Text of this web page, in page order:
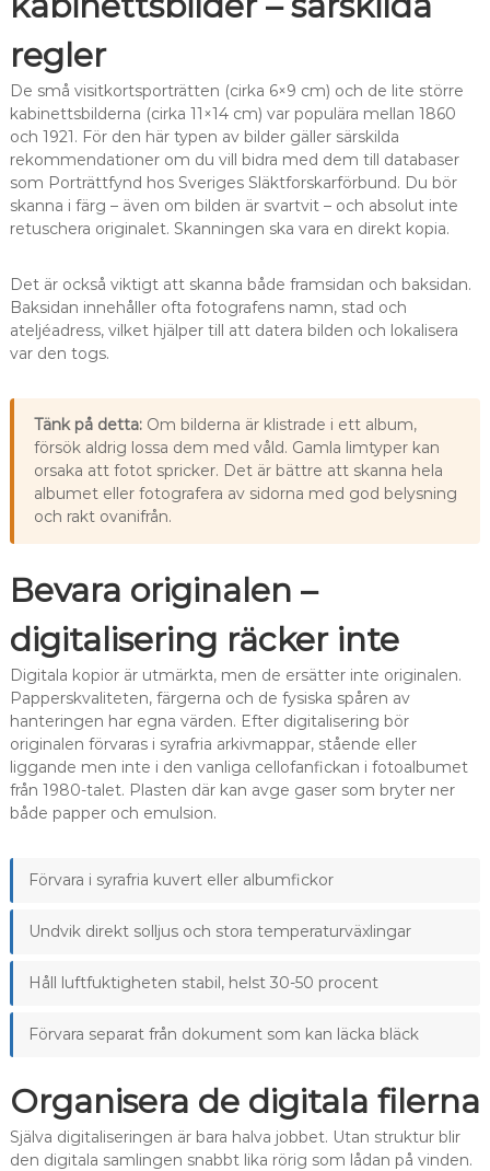
regler
De små visitkortsporträtten (cirka 6×9 cm) och de lite större
kabinettsbilderna (cirka 11×14 cm) var populära mellan 1860
och 1921. För den här typen av bilder gäller särskilda
rekommendationer om du vill bidra med dem till databaser
som Porträttfynd hos Sveriges Släktforskarförbund. Du bör
skanna i färg – även om bilden är svartvit – och absolut inte
retuschera originalet. Skanningen ska vara en direkt kopia.
Det är också viktigt att skanna både framsidan och baksidan.
Baksidan innehåller ofta fotografens namn, stad och
ateljéadress, vilket hjälper till att datera bilden och lokalisera
var den togs.
Tänk på detta:Om bilderna är klistrade i ett album,
försök aldrig lossa dem med våld. Gamla limtyper kan
orsaka att fotot spricker. Det är bättre att skanna hela
albumet eller fotografera av sidorna med god belysning
och rakt ovanifrån.
Bevara originalen –
digitalisering räcker inte
Digitala kopior är utmärkta, men de ersätter inte originalen.
Papperskvaliteten, färgerna och de fysiska spåren av
hanteringen har egna värden. Efter digitalisering bör
originalen förvaras i syrafria arkivmappar, stående eller
liggande men inte i den vanliga cellofanfickan i fotoalbumet
från 1980-talet. Plasten där kan avge gaser som bryter ner
både papper och emulsion.
Förvara i syrafria kuvert eller albumfickor
Undvik direkt solljus och stora temperaturväxlingar
Håll luftfuktigheten stabil, helst 30-50 procent
Förvara separat från dokument som kan läcka bläck
Organisera de digitala filerna
Själva digitaliseringen är bara halva jobbet. Utan struktur blir
den digitala samlingen snabbt lika rörig som lådan på vinden.